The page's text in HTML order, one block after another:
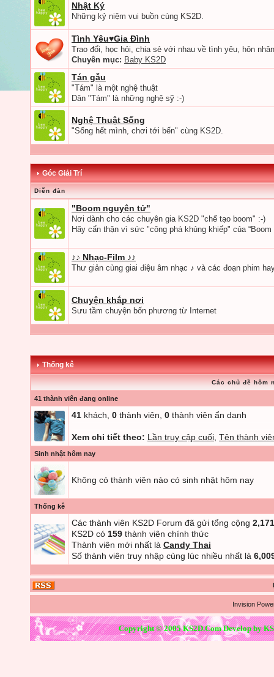
Nhật Ký
Những kỷ niệm vui buồn cùng KS2D.
Tình Yêu♥Gia Đình
Trao đổi, học hỏi, chia sẻ với nhau về tình yêu, hôn
Chuyên mục: Baby KS2D
Tán gẫu
"Tám" là một nghệ thuật
Dân "Tám" là những nghệ sỹ :-)
Nghệ Thuật Sống
"Sống hết mình, chơi tới bến" cùng KS2D.
Góc Giải Trí
Diễn đàn
"Boom nguyên tử"
Nơi dành cho các chuyên gia KS2D "chế tạo boom" :-)
Hãy cẩn thận vì sức "công phá khủng khiếp" của
♪♪ Nhạc-Film ♪♪
Thư giản cùng giai điệu âm nhạc ♪ và các đoạn phim
Chuyện khắp nơi
Sưu tầm chuyện bốn phương từ Internet
Thống kê
Các chủ đề hôm
41 thành viên đang online
41 khách, 0 thành viên, 0 thành viên ẩn danh
Xem chi tiết theo: Lần truy cập cuối Tên thành
Sinh nhật hôm nay
Không có thành viên nào có sinh nhật hôm nay
Thống kê
Các thành viên KS2D Forum đã gửi tổng cộng 2,171
KS2D có 159 thành viên chính thức
Thành viên mới nhất là Candy Thai
Số thành viên truy nhập cùng lúc nhiều nhất là
Invision
Copyright © 2005 KS2D.Com Develop by